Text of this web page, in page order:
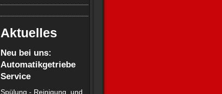
Aktuelles
Neu bei uns:
Automatikgetriebe
Service
Spülung - Reinigung und